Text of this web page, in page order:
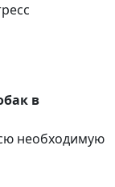
в
необходимую